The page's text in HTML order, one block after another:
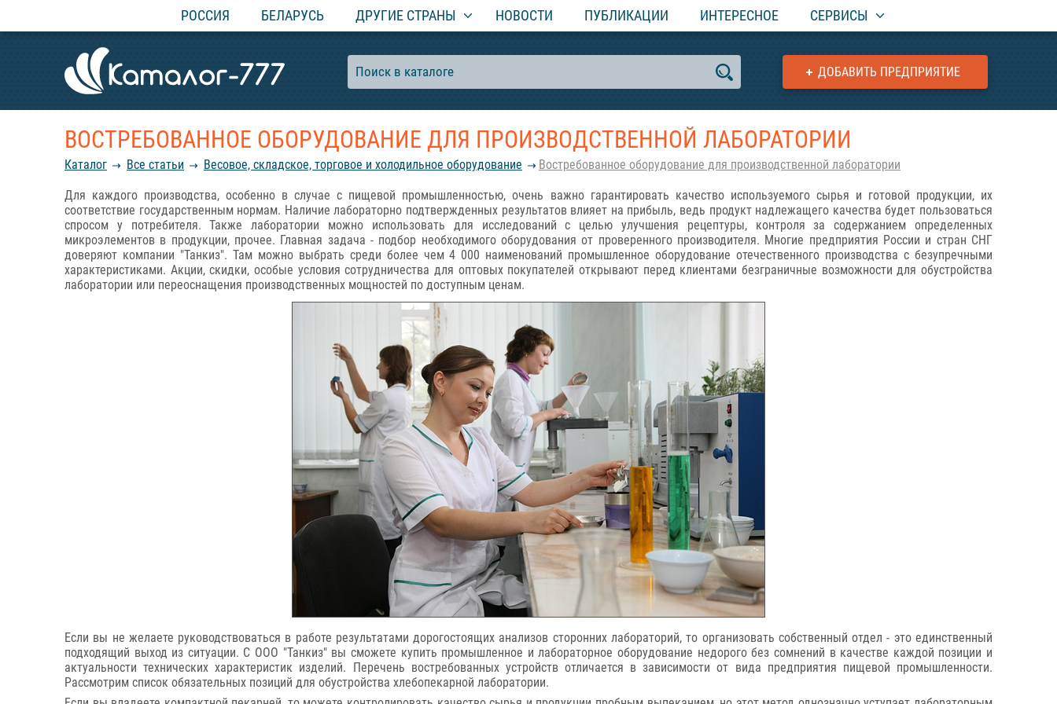
РОССИЯ БЕЛАРУСЬ ДРУГИЕ СТРАНЫ НОВОСТИ ПУБЛИКАЦИИ ИНТЕРЕСНОЕ СЕРВИСЫ
ДОБАВИТЬ ПРЕДПРИЯТИЕ
ВОСТРЕБОВАННОЕ ОБОРУДОВАНИЕ ДЛЯ ПРОИЗВОДСТВЕННОЙ ЛАБОРАТОРИИ
Каталог Все статьи Весовое, складское, торговое и холодильное оборудование Востребованное оборудование для производственной лаборатории
Для каждого производства, особенно в случае с пищевой промышленностью, очень важно гарантировать качество используемого сырья и готовой продукции, их
соответствие государственным нормам. Наличие лабораторно подтвержденных результатов влияет на прибыль, ведь продукт надлежащего качества будет пользоваться
спросом у потребителя. Также лаборатории можно использовать для исследований с целью улучшения рецептуры, контроля за содержанием определенных
микроэлементов в продукции, прочее. Главная задача - подбор необходимого оборудования от проверенного производителя. Многие предприятия России и стран СНГ
доверяют компании "Танкиз". Там можно выбрать среди более чем 4 000 наименований промышленное оборудование отечественного производства с безупречными
характеристиками. Акции, скидки, особые условия сотрудничества для оптовых покупателей открывают перед клиентами безграничные возможности для обустройства
лаборатории или переоснащения производственных мощностей по доступным ценам.
Если вы не желаете руководствоваться в работе результатами дорогостоящих анализов сторонних лабораторий, то организовать собственный отдел - это единственный
подходящий выход из ситуации. С ООО "Танкиз" вы сможете купить промышленное и лабораторное оборудование недорого без сомнений в качестве каждой позиции и
актуальности технических характеристик изделий. Перечень востребованных устройств отличается в зависимости от вида предприятия пищевой промышленности.
Рассмотрим список обязательных позиций для обустройства хлебопекарной лаборатории.